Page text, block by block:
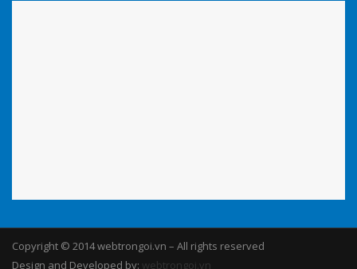
Copyright © 2014 webtrongoi.vn – All rights reserved
Design and Developed by: webtrongoi.vn